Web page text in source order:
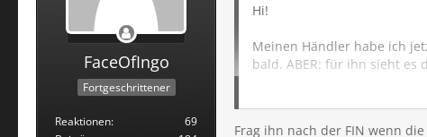
FaceOfIngo
Fortgeschrittener
Reaktionen
69
Hi!
Meinen Händler habe ich
bald. ABER: für ihn sieht es
Frag ihn nach der FIN wenn